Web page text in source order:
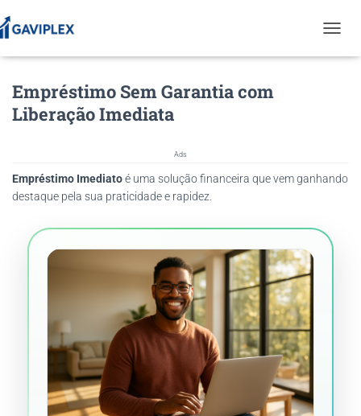
O
I
I
Empréstimo Sem Garantia com
Liberação Imediata
Ads
Empréstimo Imediatoé uma solução financeira que vem ganhando
destaque pela sua praticidade e rapidez.